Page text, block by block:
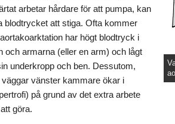
arbetar hårdare för att pumpa, kan
blodtrycket att stiga. Ofta kommer
har högt blodtryck i
och armarna (eller en arm) och lågt
underkropp och ben. Dessutom,
vänster kammare ökar i
på grund av det extra arbete
göra.